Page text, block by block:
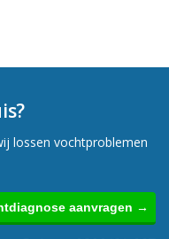
lossen vochtproblemen
aanvragen →